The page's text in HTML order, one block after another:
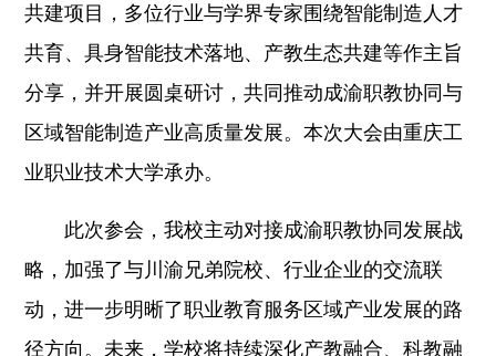
共建项目，多位行业与学界专家围绕智能制造人才
共育、具身智能技术落地、产教生态共建等作主旨
分享，并开展圆桌研讨，共同推动成渝职教协同与
区域智能制造产业高质量发展。本次大会由重庆工
业职业技术大学承办。
此次参会，我校主动对接成渝职教协同发展战
略，加强了与川渝兄弟院校、行业企业的交流联
动，进一步明晰了职业教育服务区域产业发展的路
径方向。未来，学校将持续深化产教融合、科教融